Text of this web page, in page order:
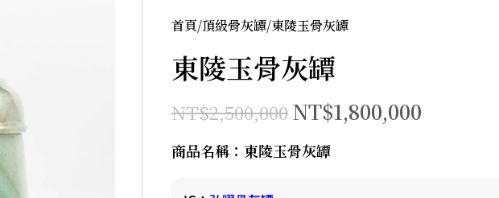
首頁 頂級骨灰罈 東陵玉骨灰罈
東陵玉骨灰罈
NT$2,500,000NT$1,800,000
商品名稱：東陵玉骨灰罈